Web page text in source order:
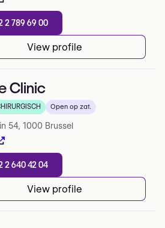
2 789 69 00
View profile
Clinic
sur 5 sur Google
Open op zat.
54, 1000 Brussel
2 640 42 04
View profile